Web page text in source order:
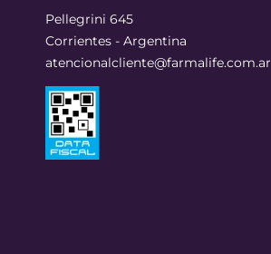
Pellegrini 645
Corrientes - Argentina
atencionalcliente@farmalife.com.ar